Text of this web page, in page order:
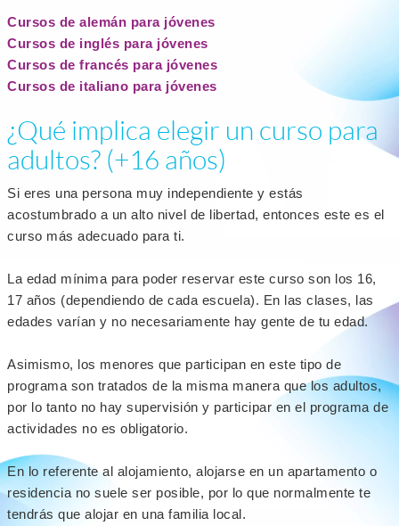
Cursos de alemán para jóvenes
Cursos de inglés para jóvenes
Cursos de francés para jóvenes
Cursos de italiano para jóvenes
¿Qué implica elegir un curso para
adultos? (+16 años)
Si eres una persona muy independiente y estás
acostumbrado a un alto nivel de libertad, entonces este es el
curso más adecuado para ti.
La edad mínima para poder reservar este curso son los 16,
17 años (dependiendo de cada escuela). En las clases, las
edades varían y no necesariamente hay gente de tu edad.
Asimismo, los menores que participan en este tipo de
programa son tratados de la misma manera que los adultos,
por lo tanto no hay supervisión y participar en el programa de
actividades no es obligatorio.
En lo referente al alojamiento, alojarse en un apartamento o
residencia no suele ser posible, por lo que normalmente te
tendrás que alojar en una familia local.